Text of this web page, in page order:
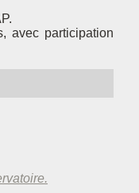
avec participation